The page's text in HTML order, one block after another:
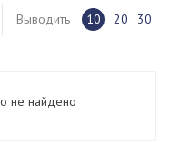
Выводить 10 20 30
не найдено